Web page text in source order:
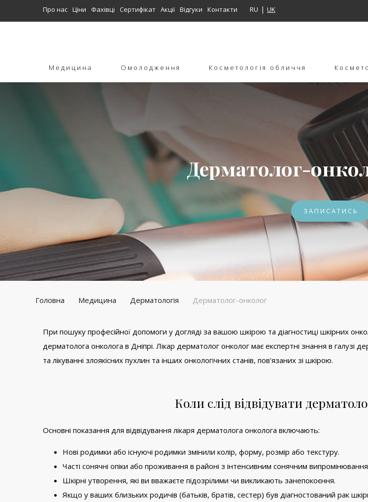
Про нас Ціни Фахівці Сертифікат Акції Відгуки Контакти RU UK
Медицина Омолодження Косметологія обличчя
Дерматолог-
ЗАПИСАТИСЬ
Головна Медицина Дерматологія Дерматолог-онколог
При пошуку професійної допомоги у догляді за вашою шкірою та діагностиці шкірних
дерматолога онколога в Дніпрі. Лікар дерматолог онколог має експертні знання в галузі
та лікуванні злоякісних пухлин та інших онкологічних станів, пов'язаних зі шкірою.
Коли слід відвідувати
Основні показання для відвідування лікаря дерматолога онколога включають:
Нові родимки або існуючі родимки змінили колір, форму, розмір або текстуру.
Часті сонячні опіки або проживання в районі з інтенсивним сонячним
Шкірні утворення, які ви вважаєте підозрілими чи викликають занепокоєння.
Якщо у ваших близьких родичів (батьків, братів, сестер) був діагностований рак